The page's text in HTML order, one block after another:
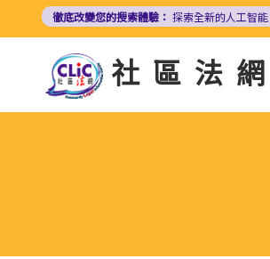
徹底改變您的搜索體驗： 探索全新的人工智能
社區法網